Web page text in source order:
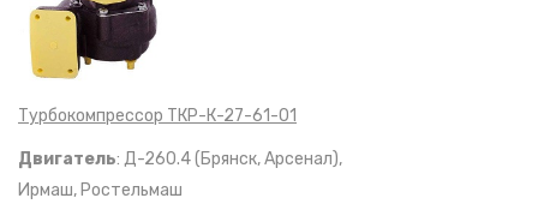
Турбокомпрессор ТКР-К-27-61-01
Двигатель: Д-260.4 (Брянск, Арсенал),
Ирмаш, Ростельмаш